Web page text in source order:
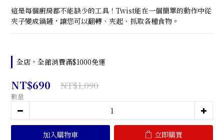
這是每個廚房都不能缺少的工具！Twist能在一個簡單的動作中從
夾子變成鍋鏟，讓您可以翻轉、夾起、抓取各種食物。
全店，全館消費滿$1000免運
NT$690 NT$1,090
數量
加入購物車 立即購買